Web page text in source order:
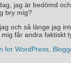
jag är bedömd
bry mig?
och så länge jag
får andra faktiskt